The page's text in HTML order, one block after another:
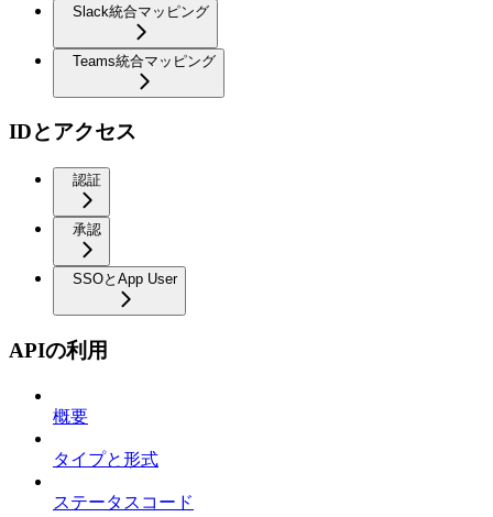
Slack統合マッピング
Teams統合マッピング
IDとアクセス
認証
承認
SSOとApp User
APIの利用
概要
タイプと形式
ステータスコード